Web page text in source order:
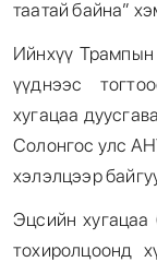
таатай байна”
Ийнхүү
үүднээс
хугацаа
Солонгос улс
хэлэлцээр
Эцсийн
тохиролцоонд